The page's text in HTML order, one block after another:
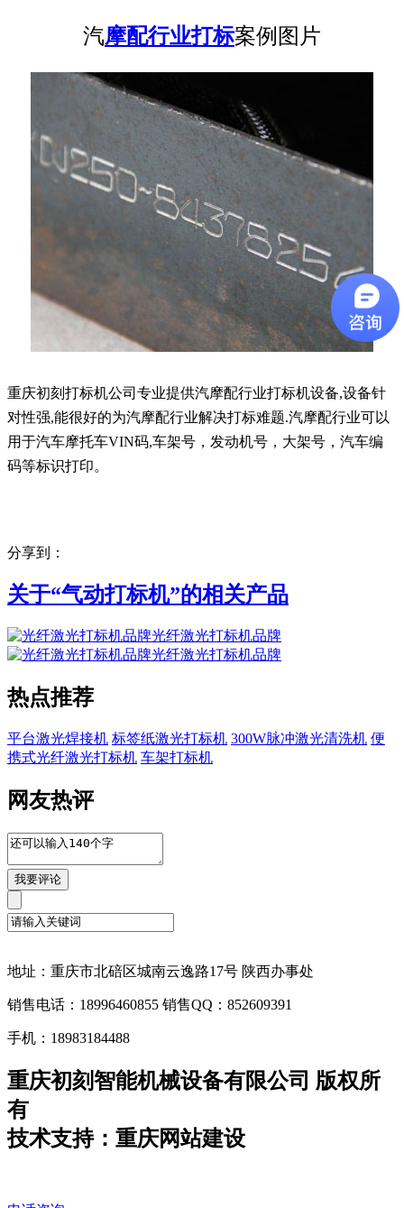
汽摩配行业打标案例图片
重庆初刻打标机公司专业提供汽摩配行业打标机设备,设备针
对性强,能很好的为汽摩配行业解决打标难题.汽摩配行业可以
用于汽车摩托车VIN码,车架号，发动机号，大架号，汽车编
码等标识打印。
分享到：
关于“气动打标机”的相关产品
光纤激光打标机品牌
光纤激光打标机品牌
热点推荐
平台激光焊接机 标签纸激光打标机 300W脉冲激光清洗机 便
携式光纤激光打标机 车架打标机
网友热评
地址：重庆市北碚区城南云逸路17号 陕西办事处
销售电话：18996460855 销售QQ：852609391
手机：18983184488
重庆初刻智能机械设备有限公司 版权所
有
技术支持：重庆网站建设